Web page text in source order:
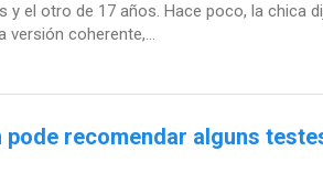
y el otro de 17 años. Hace poco, la chica
versión coherente,...
pode recomendar alguns